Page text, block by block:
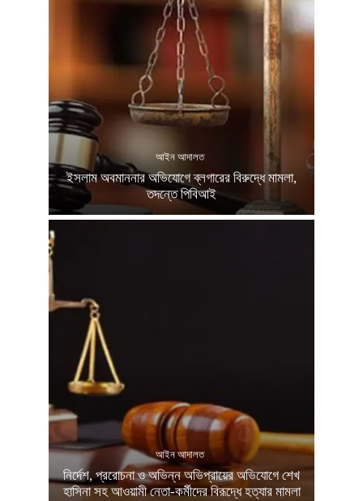
আইন আদালত
ইসলাম অবমাননার অভিযোগে ব্লগারের বিরুদ্ধে মামলা,
তদন্তে পিবিআই
আইন আদালত
নির্দেশ, প্ররোচনা ও অভিন্ন অভিপ্রায়ের অভিযোগে শেখ
হাসিনা সহ আওয়ামী নেতা-কর্মীদের বিরূদ্ধে হত্যার মামলা